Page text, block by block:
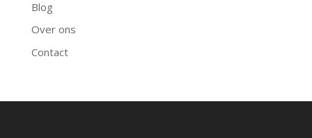
Blog
Over ons
Contact